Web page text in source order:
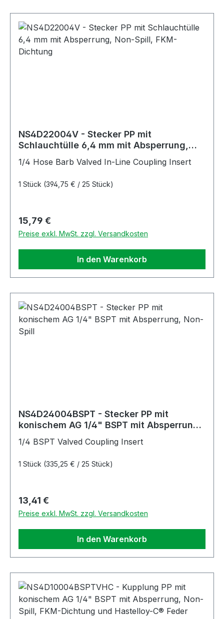
NS4D22004V - Stecker PP mit
Schlauchtülle 6,4 mm mit Absperrung,
1/4 Hose Barb Valved In-Line Coupling Insert
1 Stück (394,75 € / 25 Stück)
Regulärer Preis:
15,79 €
Preise exkl. MwSt. zzgl. Versandkosten
In den Warenkorb
NS4D24004BSPT - Stecker PP mit
konischem AG 1/4" BSPT mit Absperrung,
1/4 BSPT Valved Coupling Insert
1 Stück (335,25 € / 25 Stück)
Regulärer Preis:
13,41 €
Preise exkl. MwSt. zzgl. Versandkosten
In den Warenkorb